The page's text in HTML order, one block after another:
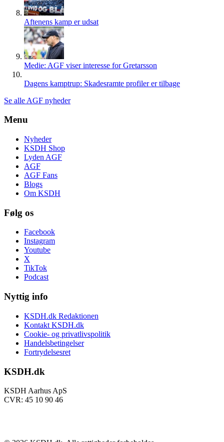
Aftenens kamp er udsat
Medie: AGF viser interesse for Gretarsson
Dagens kamptrup: Skadesramte profiler er tilbage
Se alle AGF nyheder
Menu
Nyheder
KSDH Shop
Lyden AGF
AGF
AGF Fans
Blogs
Om KSDH
Følg os
Facebook
Instagram
Youtube
X
TikTok
Podcast
Nyttig info
KSDH.dk Redaktionen
Kontakt KSDH.dk
Cookie- og privatlivspolitik
Handelsbetingelser
Fortrydelsesret
KSDH.dk
KSDH Aarhus ApS
CVR: 45 10 90 46